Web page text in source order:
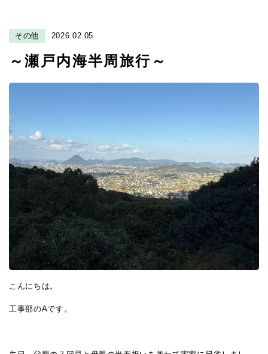
その他 2026.02.05
～瀬戸内海半周旅行～
こんにちは。
工事部のAです。